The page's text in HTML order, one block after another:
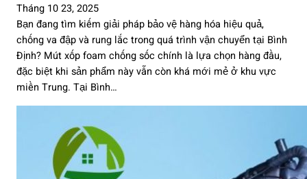
Tháng 10 23, 2025
Bạn đang tìm kiếm giải pháp bảo vệ hàng hóa hiệu quả,
chống va đập và rung lắc trong quá trình vận chuyển tại Bình
Định? Mút xốp foam chống sốc chính là lựa chọn hàng đầu,
đặc biệt khi sản phẩm này vẫn còn khá mới mẻ ở khu vực
miền Trung. Tại Bình…